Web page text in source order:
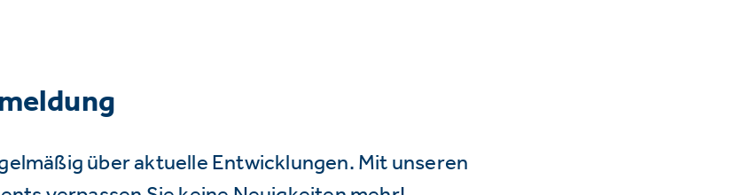
über aktuelle Entwicklungen. Mit unseren